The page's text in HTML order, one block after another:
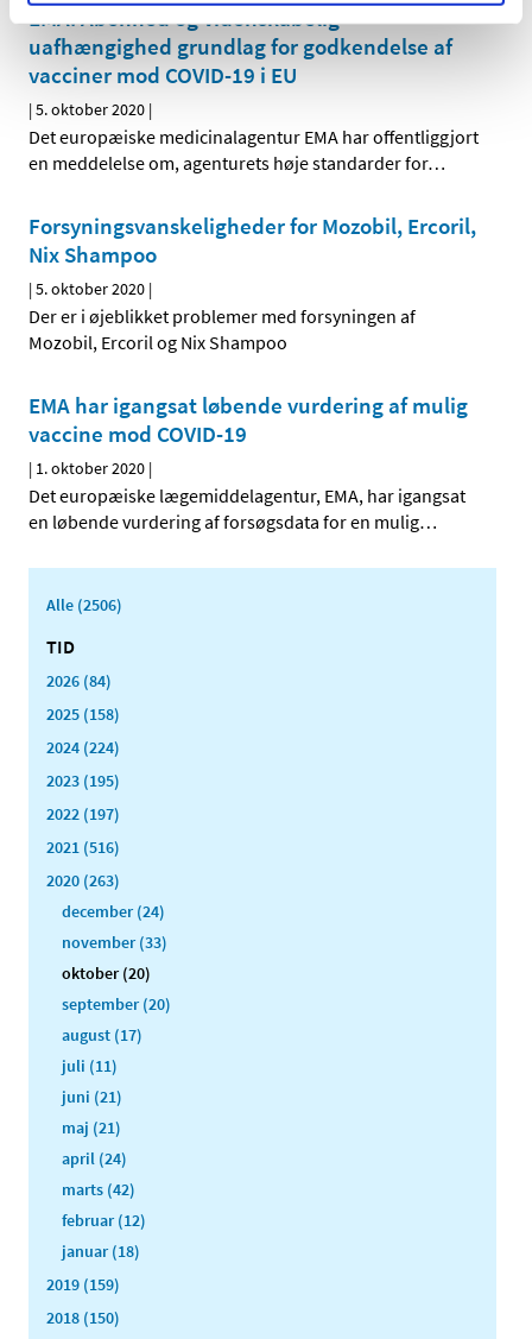
EMA: Åbenhed og videnskabelig
uafhængighed grundlag for godkendelse af
vacciner mod COVID-19 i EU
| 5. oktober 2020 |
Det europæiske medicinalagentur EMA har offentliggjort
en meddelelse om, agenturets høje standarder for…
Forsyningsvanskeligheder for Mozobil, Ercoril,
Nix Shampoo
|5. oktober 2020 |
Der er i øjeblikket problemer med forsyningen af
Mozobil, Ercoril og Nix Shampoo
EMA har igangsat løbende vurdering af mulig
vaccine mod COVID-19
| 1. oktober 2020 |
Det europæiske lægemiddelagentur, EMA, har igangsat
en løbende vurdering af forsøgsdata for en mulig…
Alle (2506)
TID
2026 (84)
2025 (158)
2024 (224)
2023 (195)
2022 (197)
2021 (516)
2020 (263)
december (24)
november (33)
oktober (20)
september (20)
august (17)
juli (11)
juni (21)
maj (21)
april (24)
marts (42)
februar (12)
januar (18)
2019 (159)
2018 (150)